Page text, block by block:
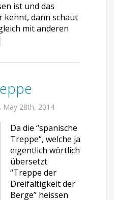
ist und das
kennt, dann schaut
mit anderen
May 28th, 2014
Da die “spanische
Treppe“, welche ja
eigentlich wörtlich
übersetzt
“Treppe der
Dreifaltigkeit der
Berge” heissen